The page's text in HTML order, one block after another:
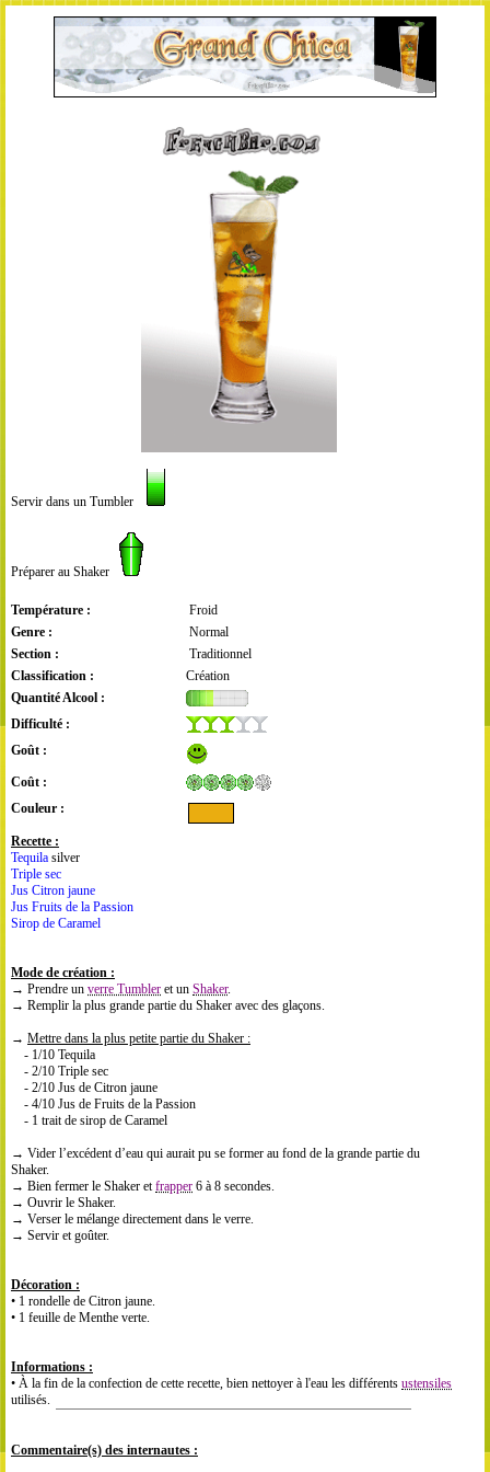
Servir dans un Tumbler
Préparer au Shaker
Température :
Froid
Genre :
Normal
Section :
Traditionnel
Classification :
Création
Quantité Alcool :
Difficulté :
Goût :
Coût :
Couleur :
Recette :
Tequila silver
Triple sec
Jus Citron jaune
Jus Fruits de la Passion
Sirop de Caramel
Mode de création :
→ Prendre un verre Tumbler et un Shaker.
→ Remplir la plus grande partie du Shaker avec des glaçons.
→ Mettre dans la plus petite partie du Shaker :
- 1/10 Tequila
- 2/10 Triple sec
- 2/10 Jus de Citron jaune
- 4/10 Jus de Fruits de la Passion
- 1 trait de sirop de Caramel
→ Vider l’excédent d’eau qui aurait pu se former au fond de la grande partie du
Shaker.
→ Bien fermer le Shaker etfrapper 6 à 8 secondes.
→ Ouvrir le Shaker.
→ Verser le mélange directement dans le verre.
→ Servir et goûter.
Décoration :
• 1 rondelle de Citron jaune.
• 1 feuille de Menthe verte.
Informations :
• À la fin de la confection de cette recette, bien nettoyer à l'eau les différents ustensiles
utilisés.
Commentaire(s) des internautes :